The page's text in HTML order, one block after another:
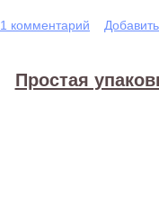
1 комментарий
Простая